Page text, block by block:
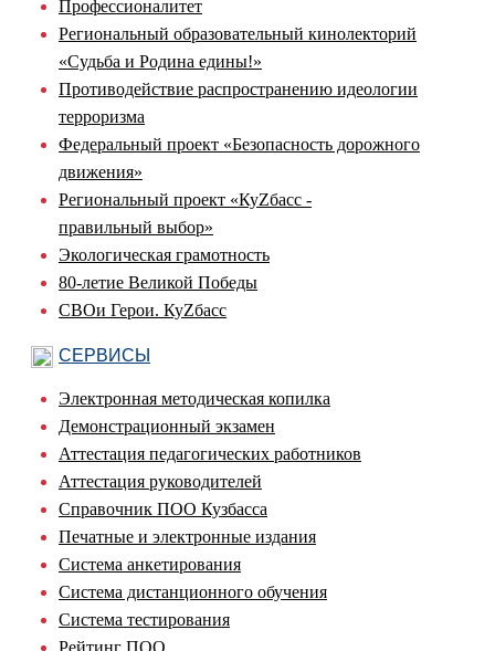
Профессионалитет
Региональный образовательный кинолекторий
«Судьба и Родина едины!»
Противодействие распространению идеологии
терроризма
Федеральный проект «Безопасность дорожного
движения»
Региональный проект «КуZбасс -
правильный выбор»
Экологическая грамотность
80-летие Великой Победы
СВОи Герои. КуZбасс
СЕРВИСЫ
Электронная методическая копилка
Демонстрационный экзамен
Аттестация педагогических работников
Аттестация руководителей
Справочник ПОО Кузбасса
Печатные и электронные издания
Система анкетирования
Система дистанционного обучения
Система тестирования
Рейтинг ПОО